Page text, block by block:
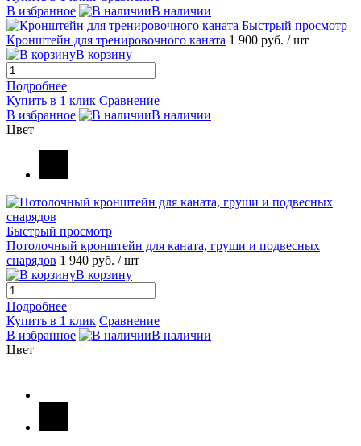
В избранное
В наличии
Быстрый просмотр
Кронштейн для тренировочного каната 1 900 руб. / шт
В корзину
Подробнее
Купить в 1 клик Сравнение
В избранное
В наличии
Цвет
Быстрый просмотр
Потолочный кронштейн для каната, груши и подвесных
снарядов 1 940 руб. / шт
В корзину
Подробнее
Купить в 1 клик Сравнение
В избранное
В наличии
Цвет